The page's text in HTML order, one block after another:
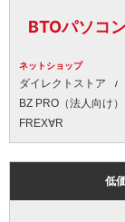
BTOパソコ
ネットショップ
ダイレクトストア
BZ PRO（法人向け）
FREX∀R
低